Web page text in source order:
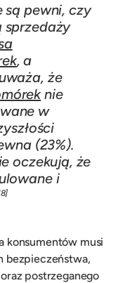
są pewni, czy
sprzedaży
, a
że
nie
w
(23%).
oczekują, że
i
konsumentów musi
bezpieczeństwa,
postrzeganego